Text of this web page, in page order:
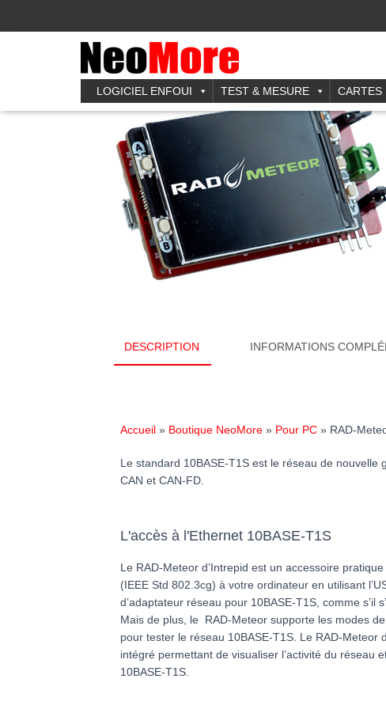
LOGICIEL ENFOUI TEST & MESURE CARTES
Accueil/Pour PC/ RAD-Meteor
DESCRIPTION INFORMATIONS
Accueil » Boutique NeoMore » Pour PC » RAD-
Le standard 10BASE-T1S est le réseau de nouvelle
CAN et CAN-FD.
L'accès à l'Ethernet 10BASE-T1S
Le RAD-Meteor d’Intrepid est un accessoire
(IEEE Std 802.3cg) à votre ordinateur en utilisant
d’adaptateur réseau pour 10BASE-T1S, comme s’il
Mais de plus, le RAD-Meteor supporte les modes
pour tester le réseau 10BASE-T1S. Le RAD-Meteor
intégré permettant de visualiser l’activité du réseau
10BASE-T1S.